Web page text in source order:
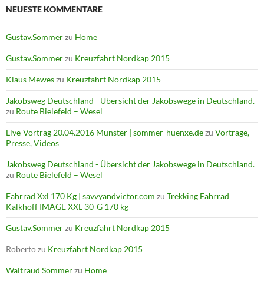
NEUESTE KOMMENTARE
Gustav.Sommerzu Home
Gustav.Sommerzu Kreuzfahrt Nordkap 2015
Klaus Meweszu Kreuzfahrt Nordkap 2015
Jakobsweg Deutschland - Übersicht der Jakobswege in Deutschland.
zu Route Bielefeld – Wesel
Live-Vortrag 20.04.2016 Münster | sommer-huenxe.dezu Vorträge,
Presse, Videos
Jakobsweg Deutschland - Übersicht der Jakobswege in Deutschland.
zu Route Bielefeld – Wesel
Fahrrad Xxl 170 Kg | savvyandvictor.com zu Trekking Fahrrad
Kalkhoff IMAGE XXL 30-G 170 kg
Gustav.Sommerzu Kreuzfahrt Nordkap 2015
Robertozu Kreuzfahrt Nordkap 2015
Waltraud Sommerzu Home